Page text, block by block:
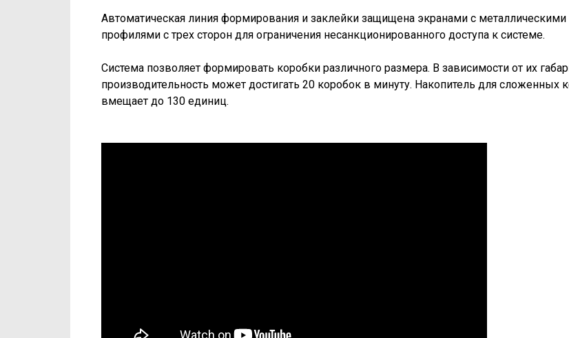
Автоматическая линия формирования и заклейки защищена экранами с металлическими
профилями с трех сторон для ограничения несанкционированного доступа к системе.
Система позволяет формировать коробки различного размера. В зависимости от их
производительность может достигать 20 коробок в минуту. Накопитель для сложенных
вмещает до 130 единиц.